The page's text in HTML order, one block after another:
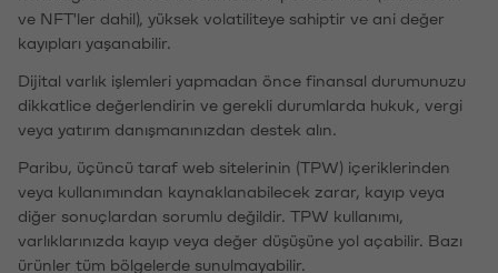
ve NFT'ler dahil), yüksek volatiliteye sahiptir ve ani değer
kayıpları yaşanabilir.
Dijital varlık işlemleri yapmadan önce finansal durumunuzu
dikkatlice değerlendirin ve gerekli durumlarda hukuk, vergi
veya yatırım danışmanınızdan destek alın.
Paribu, üçüncü taraf web sitelerinin (TPW) içeriklerinden
veya kullanımından kaynaklanabilecek zarar, kayıp veya
diğer sonuçlardan sorumlu değildir. TPW kullanımı,
varlıklarınızda kayıp veya değer düşüşüne yol açabilir. Bazı
ürünler tüm bölgelerde sunulmayabilir.